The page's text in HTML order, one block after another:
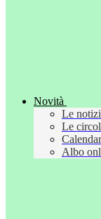
Novità
Le
Le
Albo